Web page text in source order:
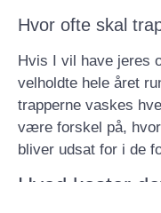
Hvor ofte skal
Hvis I vil have jeres
velholdte hele året
trapperne vaskes
være forskel på,
bliver udsat for i de
Hvad koster